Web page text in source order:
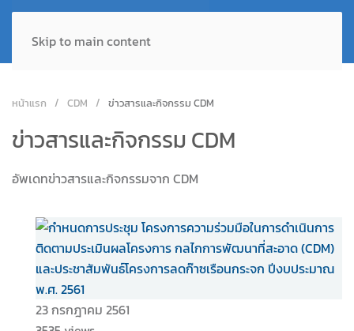
Skip to main content
หน้าแรก CDM ข่าวสารและกิจกรรม CDM
ข่าวสารและกิจกรรม CDM
อัพเดทข่าวสารและกิจกรรมจาก CDM
23 กรกฎาคม 2561